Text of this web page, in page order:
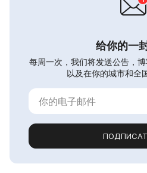
给你的一
每周一次，我们将发送公告，博
以及在你的城市和全